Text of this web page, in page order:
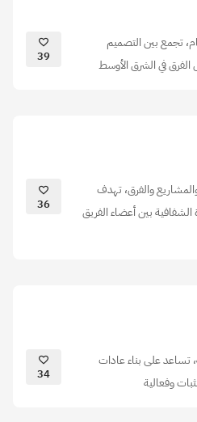
تجمع بين التصميم
الفرق في الشرق الأوسط
39
والفرق، تهدف
الشفافية بين أعضاء الفريق
36
تساعد على بناء عادات
وفعالية
34